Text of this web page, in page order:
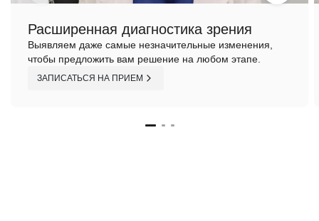
Расширенная диагностика зрения
Выявляем даже самые незначительные изменения,
чтобы предложить вам решение на любом этапе.
ЗАПИСАТЬСЯ НА ПРИЕМ